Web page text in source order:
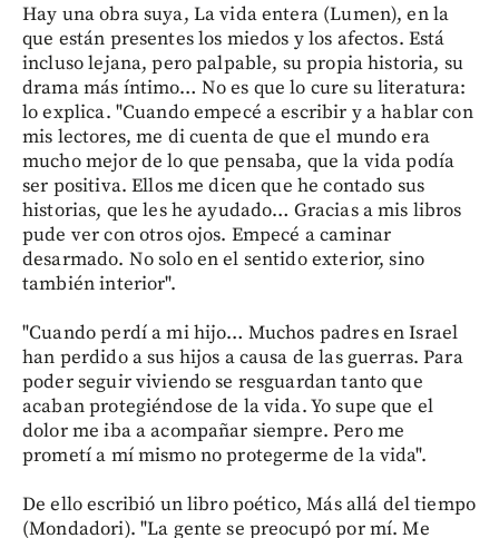
Hay una obra suya, La vida entera (Lumen), en la
que están presentes los miedos y los afectos. Está
incluso lejana, pero palpable, su propia historia, su
drama más íntimo… No es que lo cure su literatura:
lo explica. "Cuando empecé a escribir y a hablar con
mis lectores, me di cuenta de que el mundo era
mucho mejor de lo que pensaba, que la vida podía
ser positiva. Ellos me dicen que he contado sus
historias, que les he ayudado… Gracias a mis libros
pude ver con otros ojos. Empecé a caminar
desarmado. No solo en el sentido exterior, sino
también interior".
"Cuando perdí a mi hijo… Muchos padres en Israel
han perdido a sus hijos a causa de las guerras. Para
poder seguir viviendo se resguardan tanto que
acaban protegiéndose de la vida. Yo supe que el
dolor me iba a acompañar siempre. Pero me
prometí a mí mismo no protegerme de la vida".
De ello escribió un libro poético, Más allá del tiempo
(Mondadori). "La gente se preocupó por mí. Me